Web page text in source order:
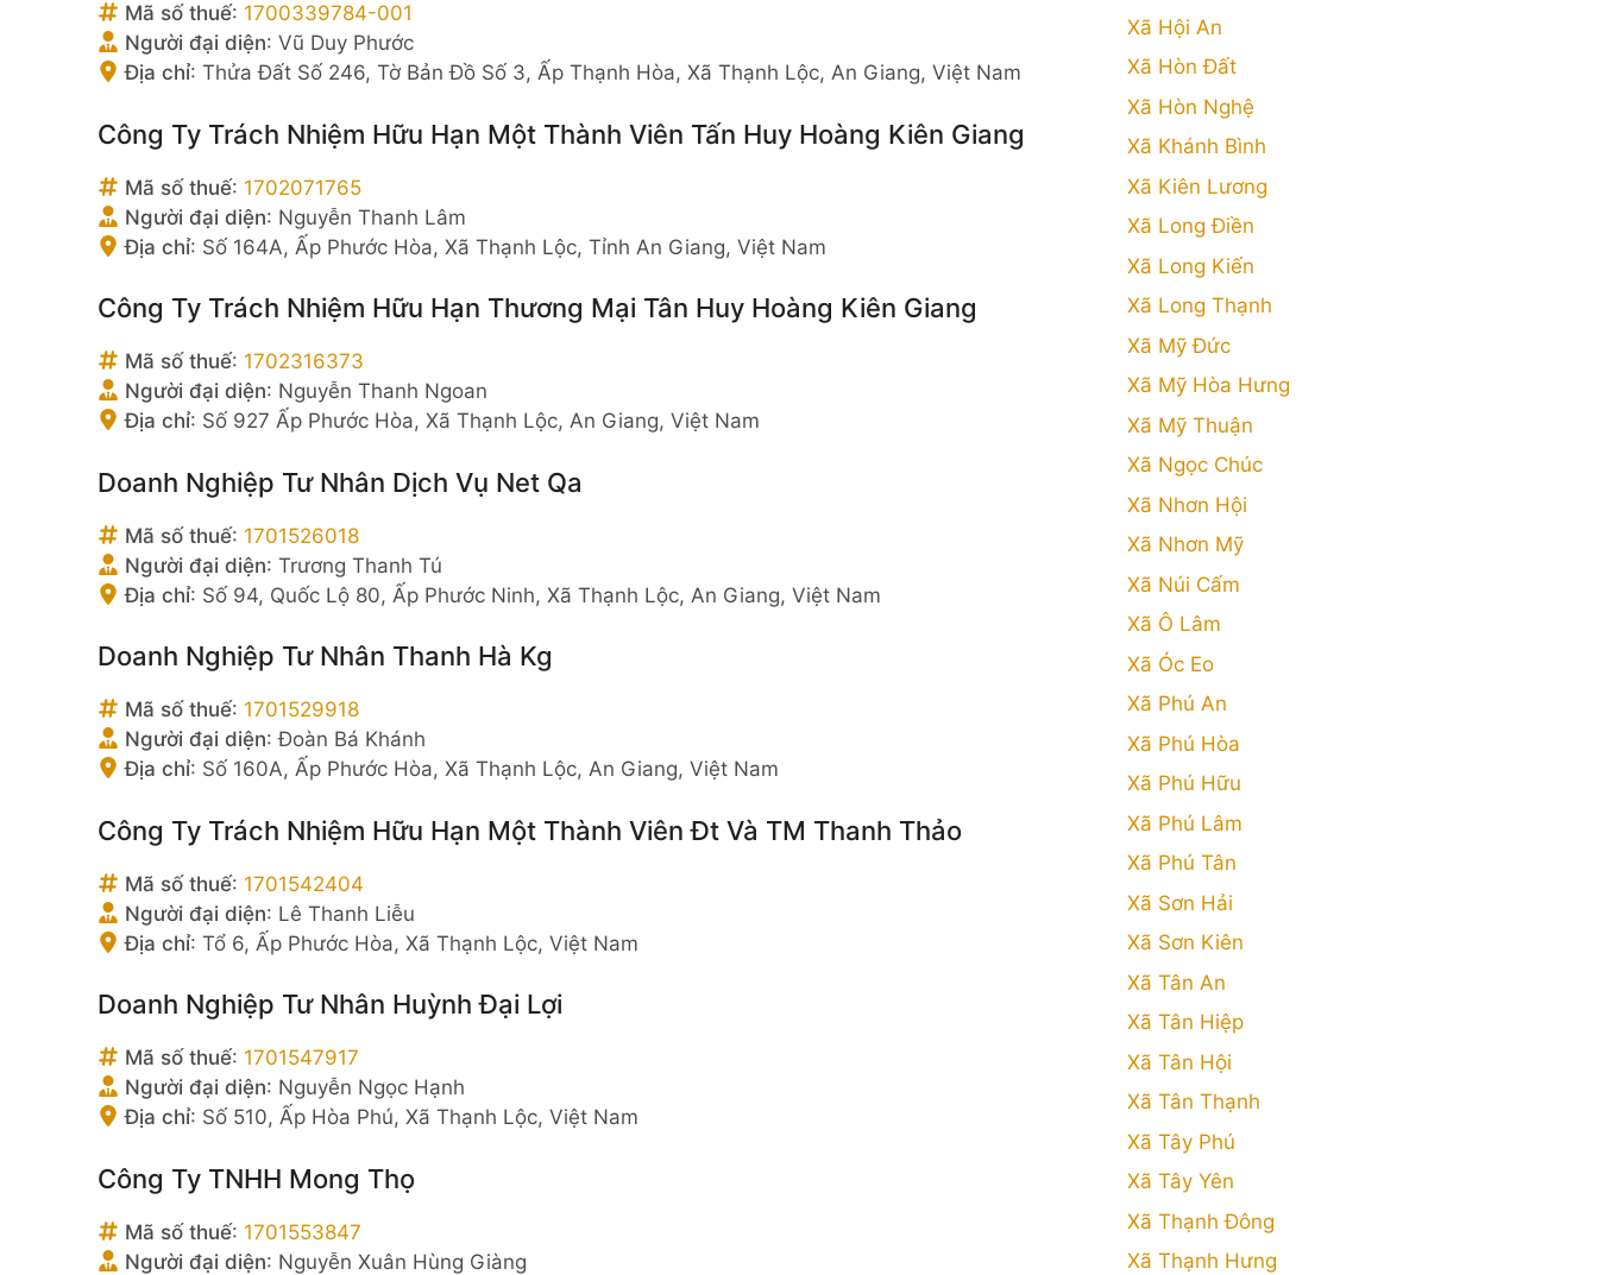
Mã số thuế: 1700339784-001
Người đại diện: Vũ Duy Phước
Địa chỉ: Thửa Đất Số 246, Tờ Bản Đồ Số 3, Ấp Thạnh Hòa, Xã Thạnh Lộc, An Giang, Việt Nam
Công Ty Trách Nhiệm Hữu Hạn Một Thành Viên Tấn Huy Hoàng Kiên Giang
Mã số thuế: 1702071765
Người đại diện: Nguyễn Thanh Lâm
Địa chỉ: Số 164A, Ấp Phước Hòa, Xã Thạnh Lộc, Tỉnh An Giang, Việt Nam
Công Ty Trách Nhiệm Hữu Hạn Thương Mại Tân Huy Hoàng Kiên Giang
Mã số thuế: 1702316373
Người đại diện: Nguyễn Thanh Ngoan
Địa chỉ: Số 927 Ấp Phước Hòa, Xã Thạnh Lộc, An Giang, Việt Nam
Doanh Nghiệp Tư Nhân Dịch Vụ Net Qa
Mã số thuế: 1701526018
Người đại diện: Trương Thanh Tú
Địa chỉ: Số 94, Quốc Lộ 80, Ấp Phước Ninh, Xã Thạnh Lộc, An Giang, Việt Nam
Doanh Nghiệp Tư Nhân Thanh Hà Kg
Mã số thuế: 1701529918
Người đại diện:Đoàn Bá Khánh
Địa chỉ: Số 160A, Ấp Phước Hòa, Xã Thạnh Lộc, An Giang, Việt Nam
Công Ty Trách Nhiệm Hữu Hạn Một Thành Viên Đt Và TM Thanh Thảo
Mã số thuế: 1701542404
Người đại diện: Lê Thanh Liễu
Địa chỉ: Tổ 6, Ấp Phước Hòa, Xã Thạnh Lộc, Việt Nam
Doanh Nghiệp Tư Nhân Huỳnh Đại Lợi
Mã số thuế: 1701547917
Người đại diện: Nguyễn Ngọc Hạnh
Địa chỉ: Số 510, Ấp Hòa Phú, Xã Thạnh Lộc, Việt Nam
Công Ty TNHH Mong Thọ
Mã số thuế: 1701553847
Người đại diện: Nguyễn Xuân Hùng Giàng
Xã Hội An
Xã Hòn Đất
Xã Hòn Nghệ
Xã Khánh Bình
Xã Kiên Lương
Xã Long Điền
Xã Long Kiến
Xã Long Thạnh
Xã Mỹ Đức
Xã Mỹ Hòa Hưng
Xã Mỹ Thuận
Xã Ngọc Chúc
Xã Nhơn Hội
Xã Nhơn Mỹ
Xã Núi Cấm
Xã Ô Lâm
Xã Óc Eo
Xã Phú An
Xã Phú Hòa
Xã Phú Hữu
Xã Phú Lâm
Xã Phú Tân
Xã Sơn Hải
Xã Sơn Kiên
Xã Tân An
Xã Tân Hiệp
Xã Tân Hội
Xã Tân Thạnh
Xã Tây Phú
Xã Tây Yên
Xã Thạnh Đông
Xã Thạnh Hưng